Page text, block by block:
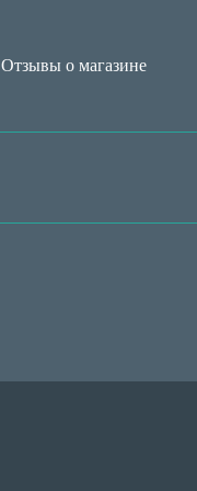
Отзывы о магазине